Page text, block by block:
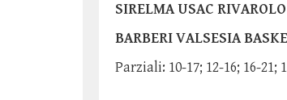
SIRELMA USAC
BARBERI VALSESIA
Parziali: 10-17; 12-16; 16-21;